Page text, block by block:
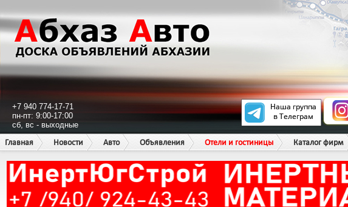
+7 940 774-17-71
пн-пт: 9:00-17:00
сб, вс - выходные
Главная
Новости Авто Объявления Отели и гостиницы Каталог фирм